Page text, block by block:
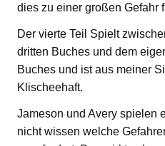
dies zu einer großen Gefahr
Der vierte Teil Spielt
dritten Buches und dem
Buches und ist aus meiner
Klischeehaft.
Jameson und Avery spielen
nicht wissen welche